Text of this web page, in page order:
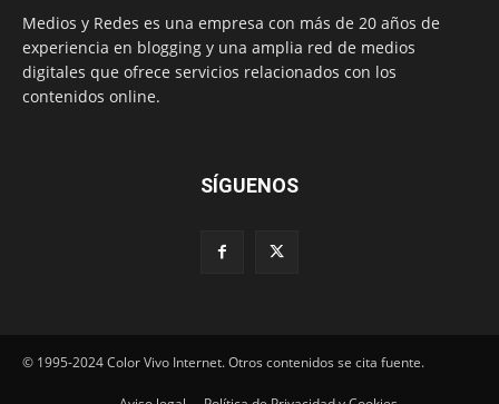
Medios y Redes es una empresa con más de 20 años de
experiencia en blogging y una amplia red de medios
digitales que ofrece servicios relacionados con los
contenidos online.
SÍGUENOS
© 1995-2024 Color Vivo Internet. Otros contenidos se cita fuente.